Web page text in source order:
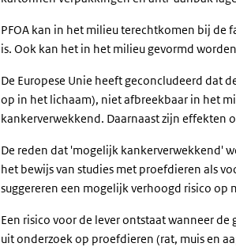
PFOA kan in het milieu terechtkomen bij de
is. Ook kan het in het milieu gevormd
De Europese Unie heeft geconcludeerd dat
op in het lichaam), niet afbreekbaar in het
kankerverwekkend. Daarnaast zijn effekten
De reden dat 'mogelijk kankerverwekkend'
het bewijs van studies met proefdieren als
suggereren een mogelijk verhoogd risico
Een risico voor de lever ontstaat wanneer
uit onderzoek op proefdieren (rat, muis en